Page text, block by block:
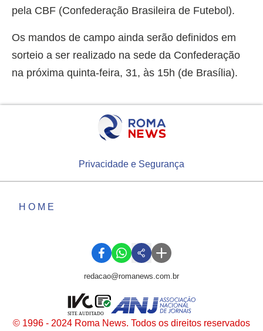
pela CBF (Confederação Brasileira de Futebol).
Os mandos de campo ainda serão definidos em
sorteio a ser realizado na sede da Confederação
na próxima quinta-feira, 31, às 15h (de Brasília).
Privacidade e Segurança
HOME
redacao@romanews.com.br
© 1996 - 2024 Roma News. Todos os direitos reservados
SITE AUDITADO